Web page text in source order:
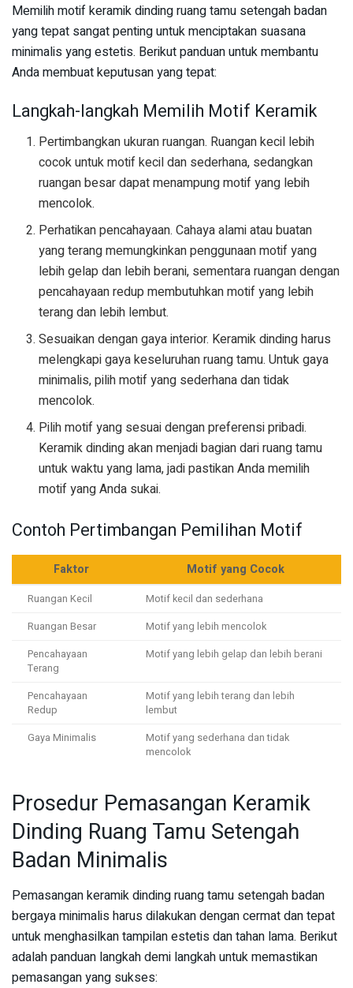
Memilih motif keramik dinding ruang tamu setengah badan
yang tepat sangat penting untuk menciptakan suasana
minimalis yang estetis. Berikut panduan untuk membantu
Anda membuat keputusan yang tepat:
Langkah-langkah Memilih Motif Keramik
Pertimbangkan ukuran ruangan. Ruangan kecil lebih
cocok untuk motif kecil dan sederhana, sedangkan
ruangan besar dapat menampung motif yang lebih
mencolok.
Perhatikan pencahayaan. Cahaya alami atau buatan
yang terang memungkinkan penggunaan motif yang
lebih gelap dan lebih berani, sementara ruangan dengan
pencahayaan redup membutuhkan motif yang lebih
terang dan lebih lembut.
Sesuaikan dengan gaya interior. Keramik dinding harus
melengkapi gaya keseluruhan ruang tamu. Untuk gaya
minimalis, pilih motif yang sederhana dan tidak
mencolok.
Pilih motif yang sesuai dengan preferensi pribadi.
Keramik dinding akan menjadi bagian dari ruang tamu
untuk waktu yang lama, jadi pastikan Anda memilih
motif yang Anda sukai.
Contoh Pertimbangan Pemilihan Motif
Faktor Motif yang Cocok
Ruangan Kecil
Motif kecil dan sederhana
Ruangan Besar
Motif yang lebih mencolok
Pencahayaan
Terang
Motif yang lebih gelap dan lebih berani
Pencahayaan
Redup
Motif yang lebih terang dan lebih
lembut
Gaya Minimalis
Motif yang sederhana dan tidak
mencolok
Prosedur Pemasangan Keramik
Dinding Ruang Tamu Setengah
Badan Minimalis
Pemasangan keramik dinding ruang tamu setengah badan
bergaya minimalis harus dilakukan dengan cermat dan tepat
untuk menghasilkan tampilan estetis dan tahan lama. Berikut
adalah panduan langkah demi langkah untuk memastikan
pemasangan yang sukses: